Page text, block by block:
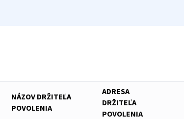
NÁZOV DRŽITEĽA
POVOLENIA
ADRESA
DRŽITEĽA
POVOLENIA